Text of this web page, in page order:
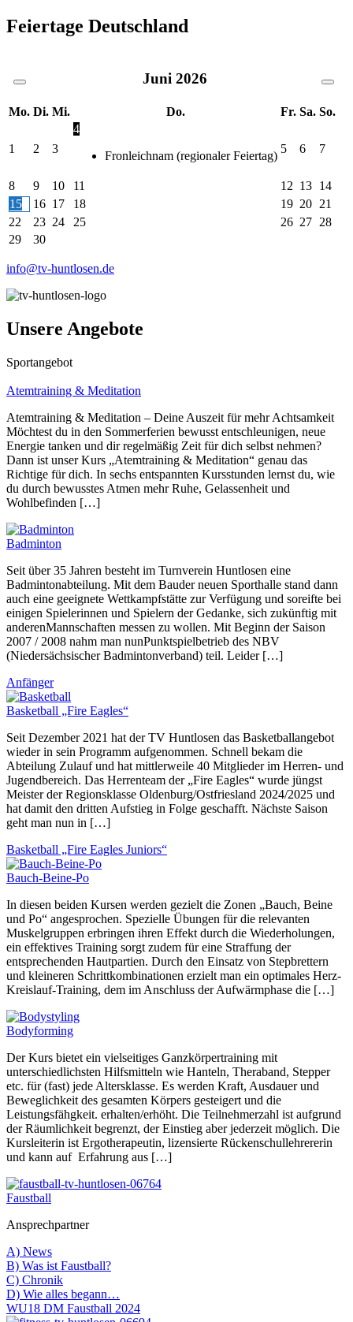
Feiertage Deutschland
Juni 2026
Mo. Di. Mi. Do. Fr. Sa. So.
1 2 3
4
Fronleichnam (regionaler Feiertag)
5 6 7
8 9 10 11 12 13 14
15
16 17 18 19 20 21
22
23 24 25 26 27 28
29
30
info@tv-huntlosen.de
Unsere Angebote
Sportangebot
Atemtraining & Meditation
Atemtraining & Meditation – Deine Auszeit für mehr Achtsamkeit
Möchtest du in den Sommerferien bewusst entschleunigen, neue
Energie tanken und dir regelmäßig Zeit für dich selbst nehmen?
Dann ist unser Kurs „Atemtraining & Meditation“ genau das
Richtige für dich. In sechs entspannten Kursstunden lernst du, wie
du durch bewusstes Atmen mehr Ruhe, Gelassenheit und
Wohlbefinden […]
Badminton
Seit über 35 Jahren besteht im Turnverein Huntlosen eine
Badmintonabteilung. Mit dem Bauder neuen Sporthalle stand dann
auch eine geeignete Wettkampfstätte zur Verfügung und soreifte bei
einigen Spielerinnen und Spielern der Gedanke, sich zukünftig mit
anderenMannschaften messen zu wollen. Mit Beginn der Saison
2007 / 2008 nahm man nunPunktspielbetrieb des NBV
(Niedersächsischer Badmintonverband) teil. Leider […]
Anfänger
Basketball „Fire Eagles“
Seit Dezember 2021 hat der TV Huntlosen das Basketballangebot
wieder in sein Programm aufgenommen. Schnell bekam die
Abteilung Zulauf und hat mittlerweile 40 Mitglieder im Herren- und
Jugendbereich. Das Herrenteam der „Fire Eagles“ wurde jüngst
Meister der Regionsklasse Oldenburg/Ostfriesland 2024/2025 und
hat damit den dritten Aufstieg in Folge geschafft. Nächste Saison
geht man nun in […]
Basketball „Fire Eagles Juniors“
Bauch-Beine-Po
In diesen beiden Kursen werden gezielt die Zonen „Bauch, Beine
und Po“ angesprochen. Spezielle Übungen für die relevanten
Muskelgruppen erbringen ihren Effekt durch die Wiederholungen,
ein effektives Training sorgt zudem für eine Straffung der
entsprechenden Hautpartien. Durch den Einsatz von Stepbrettern
und kleineren Schrittkombinationen erzielt man ein optimales Herz-
Kreislauf-Training, dem im Anschluss der Aufwärmphase die […]
Bodyforming
Der Kurs bietet ein vielseitiges Ganzkörpertraining mit
unterschiedlichsten Hilfsmitteln wie Hanteln, Theraband, Stepper
etc. für (fast) jede Altersklasse. Es werden Kraft, Ausdauer und
Beweglichkeit des gesamten Körpers gesteigert und die
Leistungsfähgkeit. erhalten/erhöht. Die Teilnehmerzahl ist aufgrund
der Räumlichkeit begrenzt, der Einstieg aber jederzeit möglich. Die
Kursleiterin ist Ergotherapeutin, lizensierte Rückenschullehrererin
und kann auf Erfahrung aus […]
Faustball
Ansprechpartner
A) News
B) Was ist Faustball?
C) Chronik
D) Wie alles begann…
WU18 DM Faustball 2024